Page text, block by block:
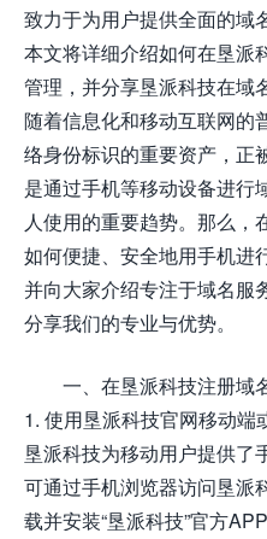
致力于为用户提供全面的域
本文将详细介绍如何在垦派
管理，并分享垦派科技在域
随着信息化和移动互联网的
络身份标识的重要资产，正
是通过手机等移动设备进行
人使用的重要趋势。那么，
如何便捷、安全地用手机进
并向大家介绍专注于域名
分享我们的专业与优势。
一、在垦派科技注册域
1. 使用垦派科技官网移动端
垦派科技为移动用户提供了
可通过手机浏览器访问垦派
载并安装“垦派科技”官方